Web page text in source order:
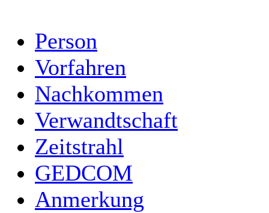
Person
Vorfahren
Nachkommen
Verwandtschaft
Zeitstrahl
GEDCOM
Anmerkung